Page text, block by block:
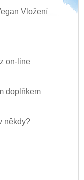
Vložení
on-line
doplňkem
někdy?